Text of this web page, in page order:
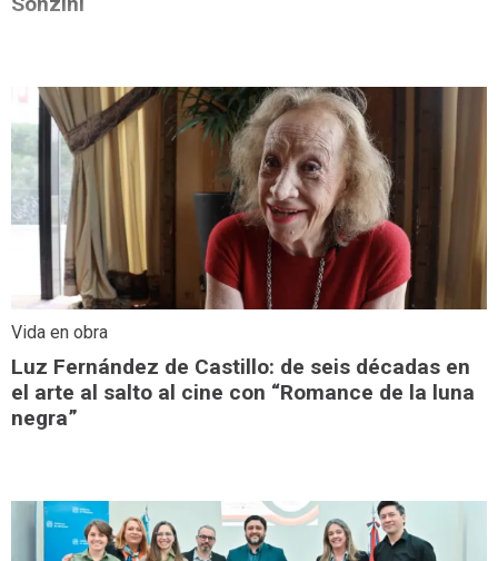
Vida en obra
Luz Fernández de Castillo: de seis décadas en
el arte al salto al cine con “Romance de la luna
negra”